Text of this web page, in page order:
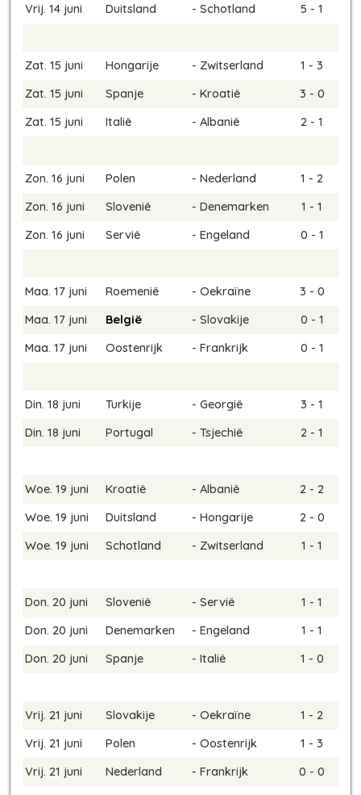
Vrij. 14 juni
Duitsland - Schotland 5 - 1
Zat. 15 juni Hongarije - Zwitserland
1 - 3
Zat. 15 juni
Spanje - Kroatië
3 - 0
Zat. 15 juni
Italië - Albanië 2 - 1
Zon. 16 juni Polen - Nederland
1 - 2
Zon. 16 juni
Slovenië - Denemarken
1 - 1
Zon. 16 juni
Servië - Engeland 0 - 1
Maa. 17 juni Roemenië - Oekraïne
3 - 0
Maa. 17 juni
België - Slovakije
0 - 1
Maa. 17 juni
Oostenrijk - Frankrijk 0 - 1
Din. 18 juni Turkije - Georgië
3 - 1
Din. 18 juni
Portugal - Tsjechië 2 - 1
Woe. 19 juni Kroatië - Albanië
2 - 2
Woe. 19 juni
Duitsland - Hongarije
2 - 0
Woe. 19 juni
Schotland - Zwitserland 1 - 1
Don. 20 juni Slovenië - Servië
1 - 1
Don. 20 juni
Denemarken - Engeland
1 - 1
Don. 20 juni
Spanje - Italië 1 - 0
Vrij. 21 juni Slovakije - Oekraïne
1 - 2
Vrij. 21 juni
Polen - Oostenrijk
1 - 3
Vrij. 21 juni
Nederland - Frankrijk 0 - 0